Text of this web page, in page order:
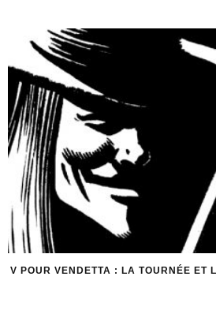
V POUR VENDETTA : LA TOURNÉE ET